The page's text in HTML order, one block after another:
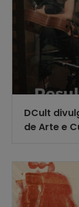
DCult
de Arte e